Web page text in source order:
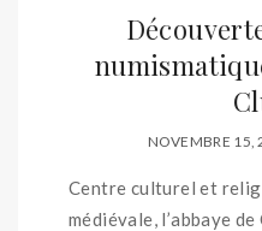
NOVEMBRE 15,
Centre culturel et
médiévale, l’abbaye